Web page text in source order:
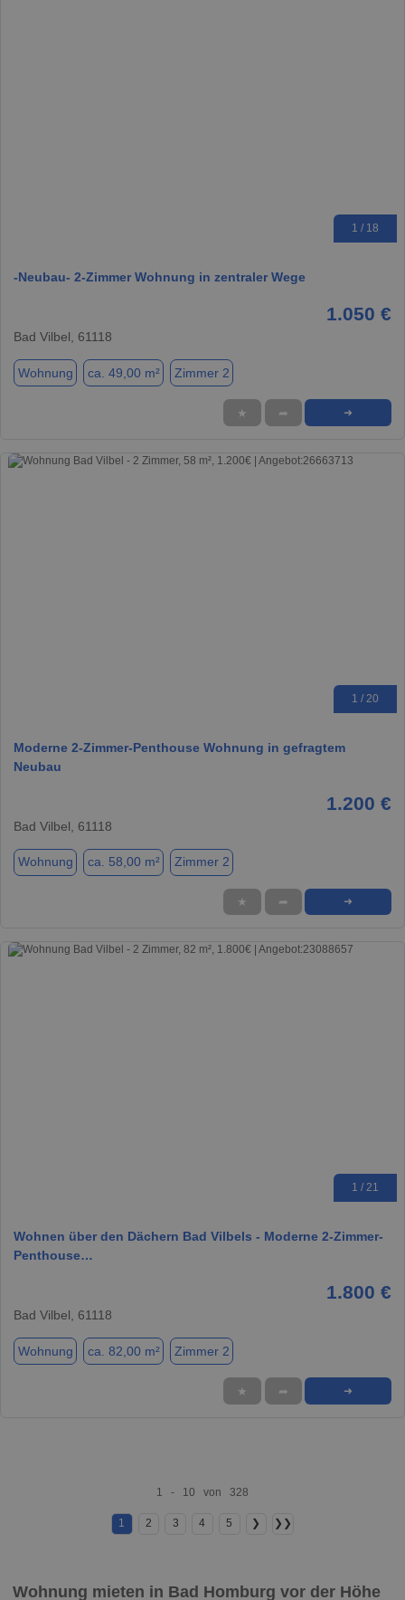
1 / 18
-Neubau- 2-Zimmer Wohnung in zentraler Wege
1.050 €
Bad Vilbel, 61118
Wohnung ca. 49,00 m² Zimmer 2
★ ➦ ➜
1 / 20
Moderne 2-Zimmer-Penthouse Wohnung in gefragtem
Neubau
1.200 €
Bad Vilbel, 61118
Wohnung ca. 58,00 m² Zimmer 2
★ ➦ ➜
1 / 21
Wohnen über den Dächern Bad Vilbels - Moderne 2-Zimmer-
Penthouse…
1.800 €
Bad Vilbel, 61118
Wohnung ca. 82,00 m² Zimmer 2
★ ➦ ➜
1 - 10 von 328
1 2 3 4 5 ❯ ❯❯
Wohnung mieten in Bad Homburg vor der Höhe